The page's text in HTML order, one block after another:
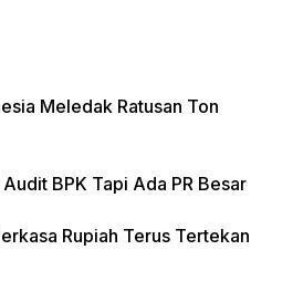
Meledak Ratusan Ton
BPK Tapi Ada PR Besar
Rupiah Terus Tertekan